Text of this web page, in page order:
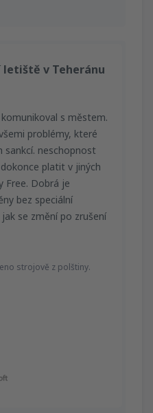
letiště v Teheránu
s městem.
problémy, které
sankcí. neschopnost
platit v jiných
Free. Dobrá je
bez speciální
se změní po zrušení
strojově z polštiny.